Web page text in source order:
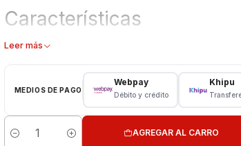
Características
Botón Home
Color: Blanco - Negro
Leer más
MEDIOS DE PAGO
Webpay
Débito y crédito
Khipu
Cantidad
AGREGAR AL CARRO